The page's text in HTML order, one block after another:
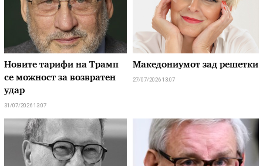
Новите тарифи на Трамп
се можност за возвратен
удар
31/07/2026 13:07
Македониумот зад решетки
27/07/2026 13:07